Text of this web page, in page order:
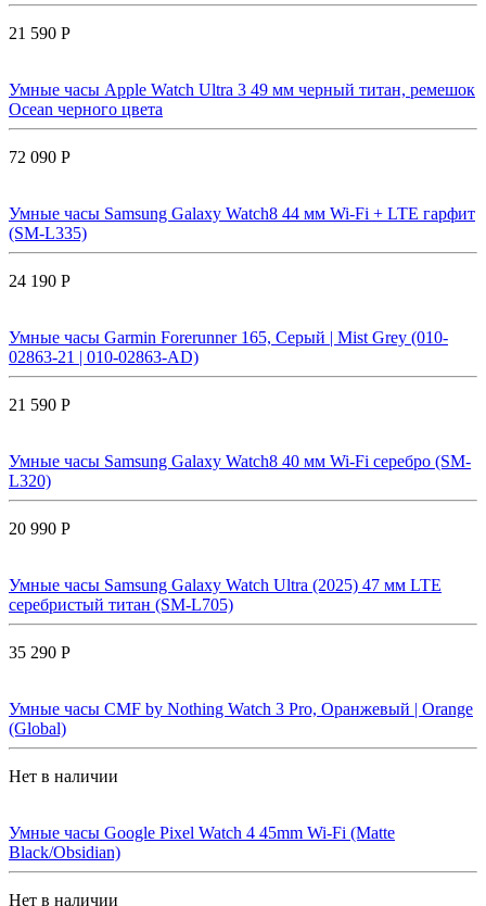
21 590 Р
Умные часы Apple Watch Ultra 3 49 мм черный титан, ремешок
Ocean черного цвета
72 090 Р
Умные часы Samsung Galaxy Watch8 44 мм Wi-Fi + LTE гарфит
(SM-L335)
24 190 Р
Умные часы Garmin Forerunner 165, Серый | Mist Grey (010-
02863-21 | 010-02863-AD)
21 590 Р
Умные часы Samsung Galaxy Watch8 40 мм Wi-Fi серебро (SM-
L320)
20 990 Р
Умные часы Samsung Galaxy Watch Ultra (2025) 47 мм LTE
серебристый титан (SM-L705)
35 290 Р
Умные часы CMF by Nothing Watch 3 Pro, Оранжевый | Orange
(Global)
Нет в наличии
Умные часы Google Pixel Watch 4 45mm Wi-Fi (Matte
Black/Obsidian)
Нет в наличии